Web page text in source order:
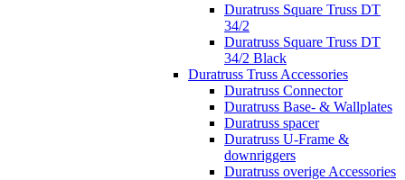
Duratruss Square Truss DT
34/2
Duratruss Square Truss DT
34/2 Black
Duratruss Truss Accessories
Duratruss Connector
Duratruss Base- & Wallplates
Duratruss spacer
Duratruss U-Frame &
downriggers
Duratruss overige Accessories